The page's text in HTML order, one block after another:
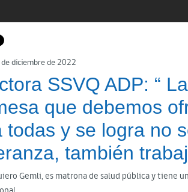
diciembre de 2022
SSVQ ADP: “
que debemos
todas y se logra no
también
Gemli, es matrona de salud pública y tiene